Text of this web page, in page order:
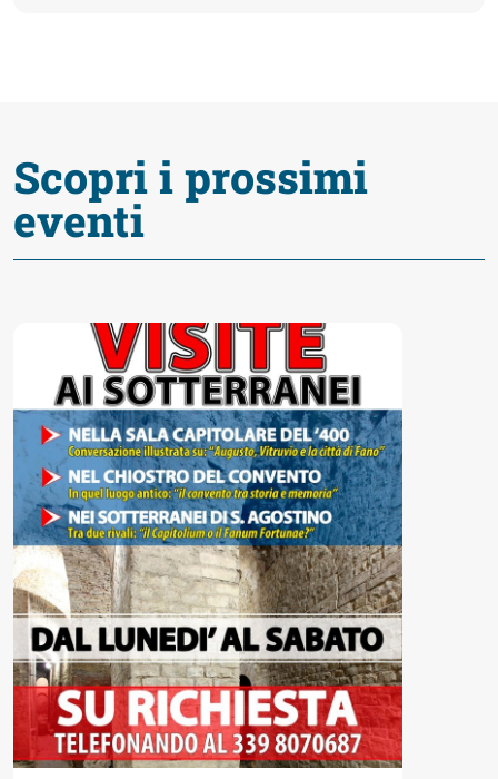
Guide
Fano
Accessibili
Scopri i prossimi
eventi